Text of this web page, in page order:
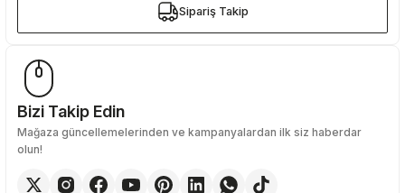
Sipariş Takip
Sipariş Takip
Bizi Takip Edin
Mağaza güncellemelerinden ve kampanyalardan ilk siz haberdar
olun!